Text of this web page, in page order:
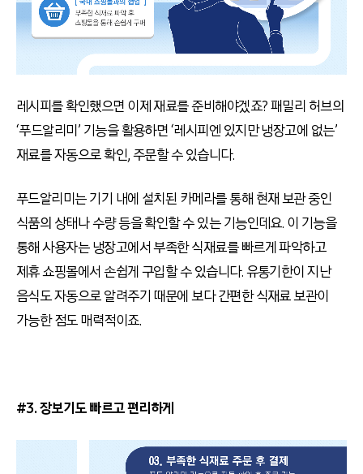
레시피를 확인했으면 이제 재료를 준비해야겠죠? 패밀리 허브의
‘푸드알리미’ 기능을 활용하면 ‘레시피엔 있지만 냉장고에 없는’
재료를 자동으로 확인, 주문할 수 있습니다.
푸드알리미는 기기 내에 설치된 카메라를 통해 현재 보관 중인
식품의 상태나 수량 등을 확인할 수 있는 기능인데요. 이 기능을
통해 사용자는 냉장고에서 부족한 식재료를 빠르게 파악하고
제휴 쇼핑몰에서 손쉽게 구입할 수 있습니다. 유통기한이 지난
음식도 자동으로 알려주기 때문에 보다 간편한 식재료 보관이
가능한 점도 매력적이죠.
#3. 장보기도 빠르고 편리하게